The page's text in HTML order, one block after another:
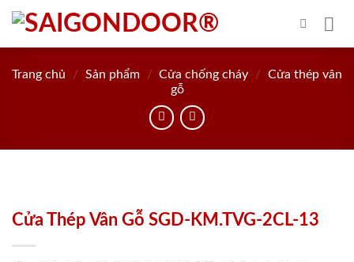
Skip
content
Trang chủ / Sản phẩm / Cửa chống cháy /
Cửa thép vân
gỗ
Cửa Thép Vân Gỗ SGD-KM.TVG-2CL-13